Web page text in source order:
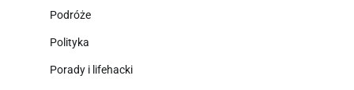
Podróże
Polityka
Porady i lifehacki